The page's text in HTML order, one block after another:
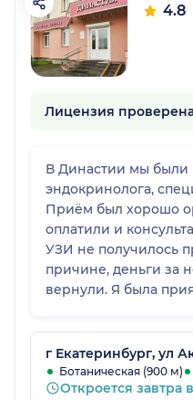
4.8
Лицензия
В Династии мы были
эндокринолога,
Приём был хорошо
оплатили и
УЗИ не получилось
причине, деньги за
вернули. Я была
а здесь всё прошло
практически
предлагала
но у нас уже не
г Екатеринбург, ул
Ботаническая (900 м)
Откроется завтра